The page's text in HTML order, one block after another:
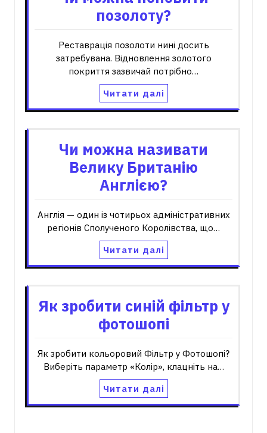
позолоту?
Реставрація позолоти нині досить
затребувана. Відновлення золотого
покриття зазвичай потрібно…
Читати далі
Чи можна називати
Велику Британію
Англією?
Англія — один із чотирьох адміністративних
регіонів Сполученого Королівства, що…
Читати далі
Як зробити синій фільтр у
фотошопі
Як зробити кольоровий Фільтр у Фотошопі?
Виберіть параметр «Колір», клацніть на…
Читати далі